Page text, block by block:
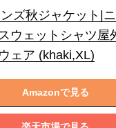
ズ秋ジャケット|
ウェットシャツ屋
ェア (khaki,XL)
Amazonで見る